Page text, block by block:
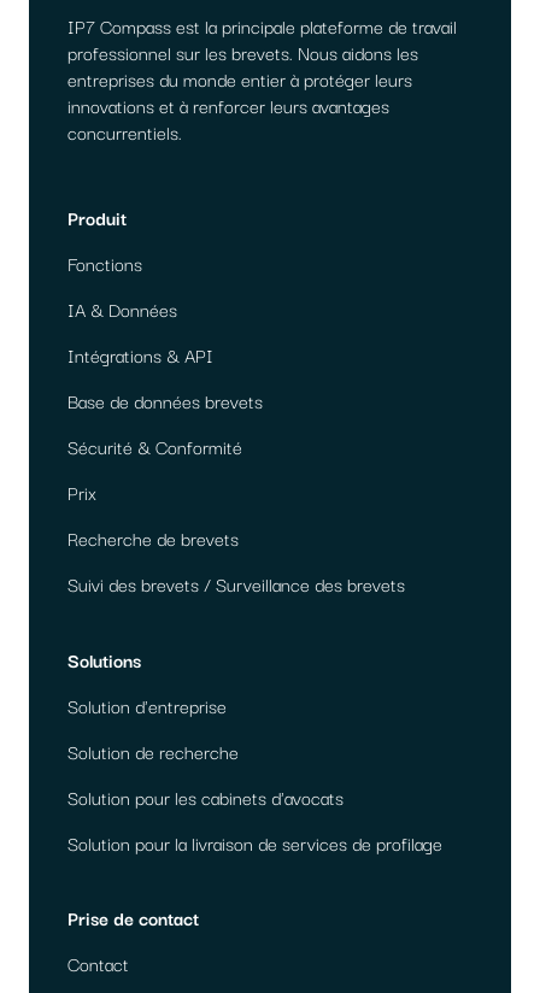
IP7 Compass est la principale plateforme de travail
professionnel sur les brevets. Nous aidons les
entreprises du monde entier à protéger leurs
innovations et à renforcer leurs avantages
concurrentiels.
Produit
Fonctions
IA & Données
Intégrations & API
Base de données brevets
Sécurité & Conformité
Prix
Recherche de brevets
Suivi des brevets / Surveillance des brevets
Solutions
Solution d'entreprise
Solution de recherche
Solution pour les cabinets d'avocats
Solution pour la livraison de services de profilage
Prise de contact
Contact